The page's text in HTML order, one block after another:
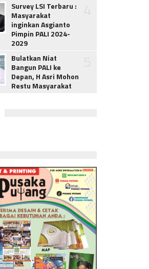
Survey LSI Terbaru :
Masyarakat
inginkan Asgianto
Pimpin PALI 2024-
2029
Bulatkan Niat
Bangun PALI ke
Depan, H Asri Mohon
Restu Masyarakat